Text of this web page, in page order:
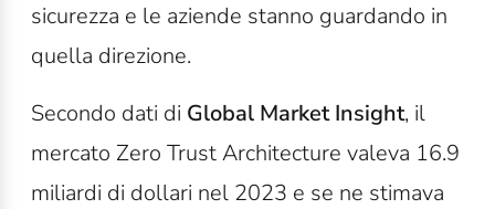
sicurezza e le aziende stanno guardando in
quella direzione.
Secondo dati di Global Market Insight, il
mercato Zero Trust Architecture valeva 16.9
miliardi di dollari nel 2023 e se ne stimava